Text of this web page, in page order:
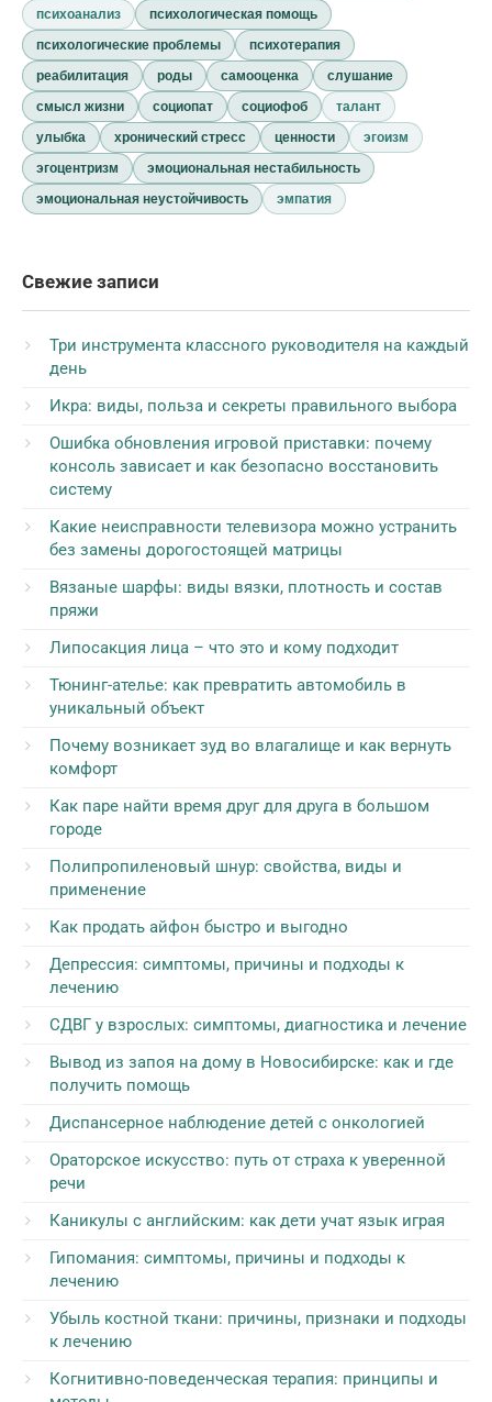
психоанализ
психологическая помощь
психологические проблемы
психотерапия
реабилитация
роды самооценка
слушание
смысл жизни
социопат социофоб
талант
улыбка
хронический стресс ценности
эгоизм
эгоцентризм
эмоциональная нестабильность
эмоциональная неустойчивость
эмпатия
Свежие записи
Три инструмента классного руководителя на каждый
день
Икра: виды, польза и секреты правильного выбора
Ошибка обновления игровой приставки: почему
консоль зависает и как безопасно восстановить
систему
Какие неисправности телевизора можно устранить
без замены дорогостоящей матрицы
Вязаные шарфы: виды вязки, плотность и состав
пряжи
Липосакция лица – что это и кому подходит
Тюнинг-ателье: как превратить автомобиль в
уникальный объект
Почему возникает зуд во влагалище и как вернуть
комфорт
Как паре найти время друг для друга в большом
городе
Полипропиленовый шнур: свойства, виды и
применение
Как продать айфон быстро и выгодно
Депрессия: симптомы, причины и подходы к
лечению
СДВГ у взрослых: симптомы, диагностика и лечение
Вывод из запоя на дому в Новосибирске: как и где
получить помощь
Диспансерное наблюдение детей с онкологией
Ораторское искусство: путь от страха к уверенной
речи
Каникулы с английским: как дети учат язык играя
Гипомания: симптомы, причины и подходы к
лечению
Убыль костной ткани: причины, признаки и подходы
к лечению
Когнитивно-поведенческая терапия: принципы и